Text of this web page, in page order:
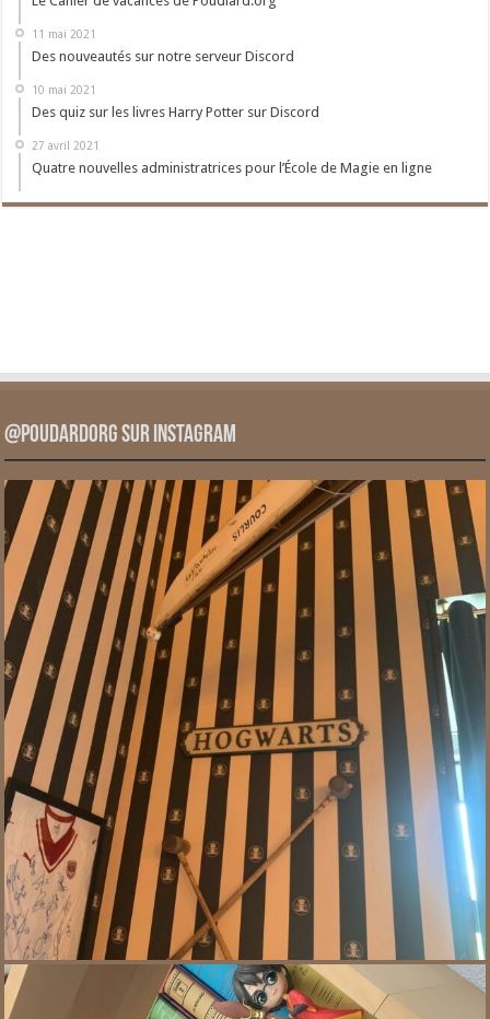
11 mai 2021
Des nouveautés sur notre serveur Discord
10 mai 2021
Des quiz sur les livres Harry Potter sur Discord
27 avril 2021
Quatre nouvelles administratrices pour l’École de Magie en ligne
@PoudardOrg sur Instagram